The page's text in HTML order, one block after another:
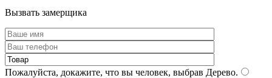
Вызвать замерщика
Пожалуйста, докажите, что вы человек, выбрав Дерево.